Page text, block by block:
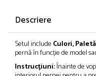
Descriere
Setul include Culori,
pernă în funcție de model
Instrucțiuni:Înainte de